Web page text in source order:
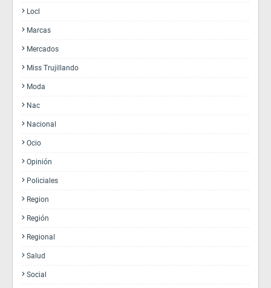
Locl
Marcas
Mercados
Miss Trujillando
Moda
Nac
Nacional
Ocio
Opinión
Policiales
Region
Región
Regional
Salud
Social